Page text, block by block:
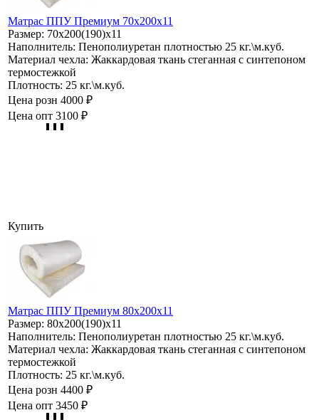
Матрас ППУ Премиум 70х200х11
Размер: 70х200(190)х11
Наполнитель: Пенополиуретан плотностью 25 кг.\м.куб.
Материал чехла: Жаккардовая ткань стеганная с синтепоном
термостежкой
Плотность: 25 кг.\м.куб.
Цена розн 4000 ₽
Цена опт 3100 ₽
Купить
Матрас ППУ Премиум 80х200х11
Размер: 80х200(190)х11
Наполнитель: Пенополиуретан плотностью 25 кг.\м.куб.
Материал чехла: Жаккардовая ткань стеганная с синтепоном
термостежкой
Плотность: 25 кг.\м.куб.
Цена розн 4400 ₽
Цена опт 3450 ₽